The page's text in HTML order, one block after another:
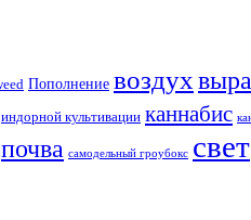
Пополнение воздух
индорной культивации каннабис
почва самодельный гроубокс свет